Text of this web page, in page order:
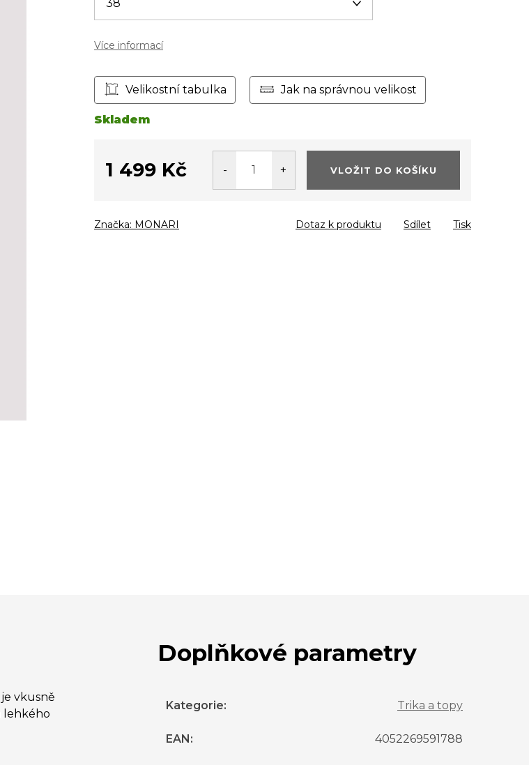
Více informací
Velikostní tabulka Jak na správnou velikost
Skladem
1 499 Kč VLOŽIT DO KOŠÍKU
Značka: MONARI Tisk
Dotaz k produktu Sdílet
vkusně
lehkého
Doplňkové parametry
Kategorie: Trika a topy
EAN : 4052269591788